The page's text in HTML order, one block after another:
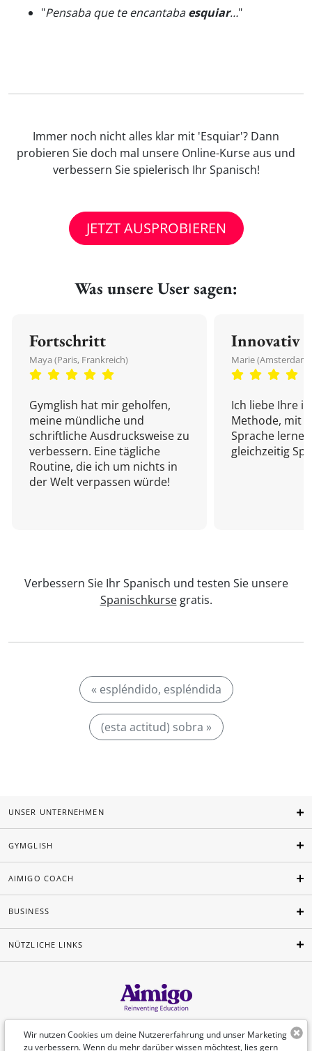
"Pensaba que te encantabaesquiar…"
Immer noch nicht alles klar mit 'Esquiar'? Dann
probieren Sie doch mal unsere Online-Kurse aus und
verbessern Sie spielerisch Ihr Spanisch!
JETZT AUSPROBIEREN
Was unsere User sagen:
Fortschritt
Maya (Paris, Frankreich)
Gymglish hat mir geholfen,
meine mündliche und
schriftliche Ausdrucksweise zu
verbessern. Eine tägliche
Routine, die ich um nichts in
der Welt verpassen würde!
Innovativ
Marie
Ich liebe Ihre
Methode, mit
Sprache
gleichzeitig
Verbessern Sie Ihr Spanisch und testen Sie unsere
Spanischkursegratis.
« espléndido, espléndida
(esta actitud) sobra »
Wir nutzen Cookies um deine Nutzererfahrung und unser Marketing
zu verbessern. Wenn du mehr darüber wissen möchtest, lies gern
UNSER UNTERNEHMEN
GYMGLISH
AIMIGO COACH
BUSINESS
NÜTZLICHE LINKS
Deutsch